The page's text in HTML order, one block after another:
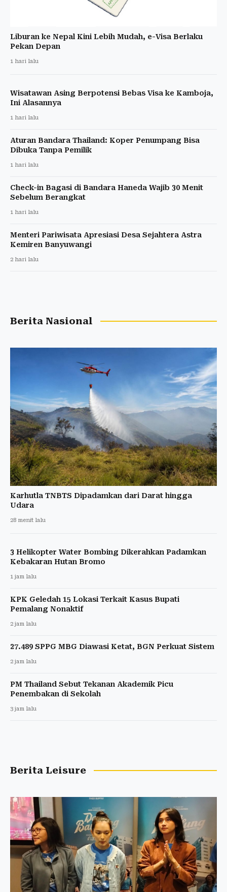
Liburan ke Nepal Kini Lebih Mudah, e-Visa Berlaku
Pekan Depan
1 hari lalu
Wisatawan Asing Berpotensi Bebas Visa ke Kamboja,
Ini Alasannya
1 hari lalu
Aturan Bandara Thailand: Koper Penumpang Bisa
Dibuka Tanpa Pemilik
1 hari lalu
Check-in Bagasi di Bandara Haneda Wajib 30 Menit
Sebelum Berangkat
1 hari lalu
Menteri Pariwisata Apresiasi Desa Sejahtera Astra
Kemiren Banyuwangi
2 hari lalu
Berita Nasional
Karhutla TNBTS Dipadamkan dari Darat hingga
Udara
28 menit lalu
3 Helikopter Water Bombing Dikerahkan Padamkan
Kebakaran Hutan Bromo
1 jam lalu
KPK Geledah 15 Lokasi Terkait Kasus Bupati
Pemalang Nonaktif
2 jam lalu
27.489 SPPG MBG Diawasi Ketat, BGN Perkuat Sistem
2 jam lalu
PM Thailand Sebut Tekanan Akademik Picu
Penembakan di Sekolah
3 jam lalu
Berita Leisure